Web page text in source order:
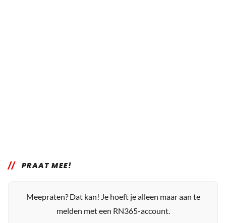
PRAAT MEE!
Meepraten? Dat kan! Je hoeft je alleen maar aan te
melden met een RN365-account.